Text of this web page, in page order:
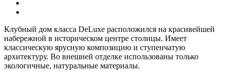
Клубный дом класса DeLuxe расположился на красивейшей
набережной в историческом центре столицы. Имеет
классическую ярусную композицию и ступенчатую
архитектуру. Во внешней отделке использованы только
экологичные, натуральные материалы.